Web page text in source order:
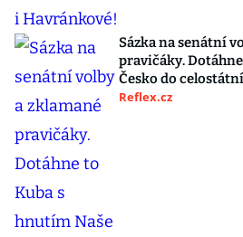
Sázka na senátní
pravičáky.
Česko do
Reflex.cz